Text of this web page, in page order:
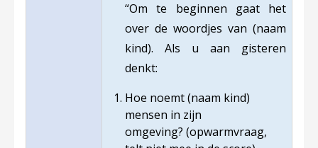
“Om te beginnen gaat het
over de woordjes van (naam
kind). Als u aan gisteren
denkt:
Hoe noemt (naam kind)
mensen in zijn
omgeving? (opwarmvraag,